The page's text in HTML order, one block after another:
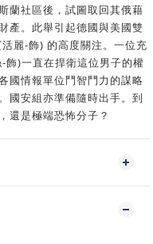
蘭社區後，試圖取回其俄藉
產。此舉引起德國與美國雙
麗-飾) 的高度關注。一位充
飾)一直在捍衛這位男子的權
國情報單位鬥智鬥力的謀略
國安組亦準備隨時出手。到
還是極端恐怖分子？